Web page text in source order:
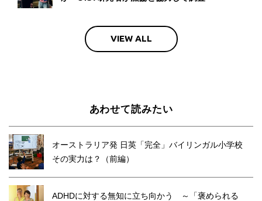
VIEW ALL
あわせて読みたい
オーストラリア発 日英「完全」バイリンガル小学校
その実力は？（前編）
ADHDに対する無知に立ち向かう ～「褒められる